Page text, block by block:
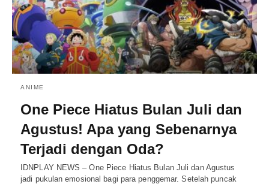
ANIME
One Piece Hiatus Bulan Juli dan
Agustus! Apa yang Sebenarnya
Terjadi dengan Oda?
IDNPLAY NEWS – One Piece Hiatus Bulan Juli dan Agustus
jadi pukulan emosional bagi para penggemar. Setelah puncak